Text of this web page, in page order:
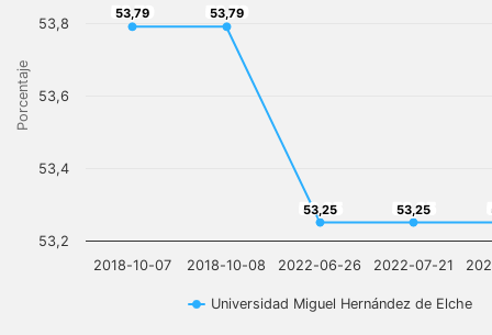
Porcentaje
53,79
53,79 53,79
53,79
53,25
53,25 53,25
53,25
Universidad Miguel Hernández de Elche
2018-10-07 2018-10-08 2022-06-26 2022-07-21
53,2
53,4
53,6
53,8